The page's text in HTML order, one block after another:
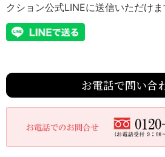
クション公式LINEに送信いただけま
お電話で問い合